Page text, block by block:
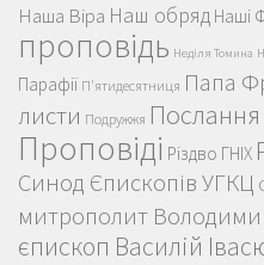
Наша Віра Наш обряд Наші
проповідь Неділя Томина
Парафії П'ятидесятниця Папа
листи Подружжя Послання
Проповіді Різдво ГНІХ
Синод Єпископів УГКЦ
митрополит
єпископ Василій